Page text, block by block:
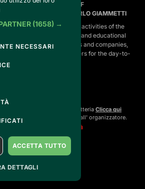
SRL ON BEHALF OF
GARAVANI E GIANCARLO GIAMMETTI
that implements the core activities of the
strategies for the cultural and educational
with institutions and companies,
staff, consultants and suppliers for the day-to-
running of the activities.
all'acquisto della biglietteria Clicca qui
e l'evento, rivolgersi all' organizzatore.
di accessibilità
(1658) →
NECESSARI
ACCETTA TUTTO
DETTAGLI